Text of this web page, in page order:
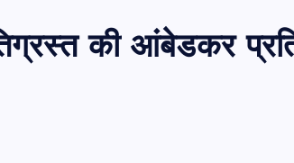
की आंबेडकर